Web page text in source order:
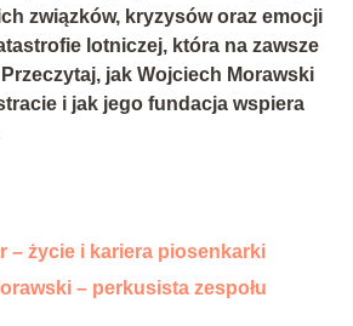
związków, kryzysów oraz emocji
lotniczej, która na zawsze
jak Wojciech Morawski
i jak jego fundacja wspiera
– życie i kariera piosenkarki
– perkusista zespołu